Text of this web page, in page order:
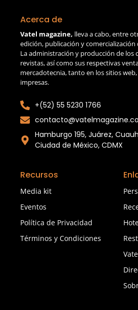
Acerca de
Vatel magazine, lleva a cabo, entre
edición, publicación y
La administración y producción de los
revistas, así como sus respectivas
mercadotecnia, tanto en los sitios
impresas.
+(52) 55 5230 1766
Hamburgo 195, Juárez,
Ciudad de México, CDMX
Recursos
Media kit
Eventos
Política de Privacidad
Términos y Condiciones